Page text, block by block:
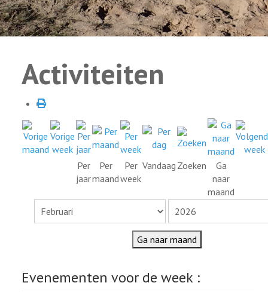
Activiteiten
Per
jaar
Per
maand
Per
week
Vandaag Zoeken
Ga
naar
maand
Ga naar maand
Evenementen voor de week :